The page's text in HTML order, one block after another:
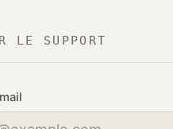
LE SUPPORT